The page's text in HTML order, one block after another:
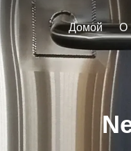
Домой О